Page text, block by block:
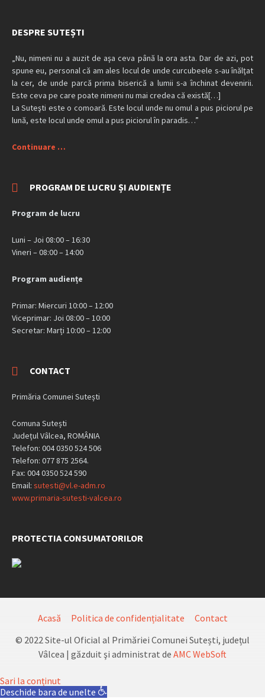
DESPRE SUTEȘTI
„Nu, nimeni nu a auzit de aşa ceva până la ora asta. Dar de azi, pot
spune eu, personal că am ales locul de unde curcubeele s-au înălţat
la cer, de unde parcă prima biserică a lumii s-a închinat devenirii.
Este ceva pe care poate nimeni nu mai credea că există[…]
La Suteşti este o comoară. Este locul unde nu omul a pus piciorul pe
lună, este locul unde omul a pus piciorul în paradis…”
Continuare …
PROGRAM DE LUCRU ȘI AUDIENȚE
Program de lucru
Luni – Joi 08:00 – 16:30
Vineri – 08:00 – 14:00
Program audiențe
Primar: Miercuri 10:00 – 12:00
Viceprimar: Joi 08:00 – 10:00
Secretar: Marți 10:00 – 12:00
CONTACT
Primăria Comunei Sutești
Comuna Sutești
Județul Vâlcea, ROMÂNIA
Telefon: 004 0350 524 506
Telefon: 077 875 2564.
Fax: 004 0350 524 590
Email: sutesti@vl.e-adm.ro
www.primaria-sutesti-valcea.ro
PROTECTIA CONSUMATORILOR
Acasă Politica de confidențialitate
Contact
© 2022 Site-ul Oficial al Primăriei Comunei Sutești, județul
Vâlcea | găzduit şi administrat de AMC WebSoft
Sari la conținut
Deschide bara de unelte